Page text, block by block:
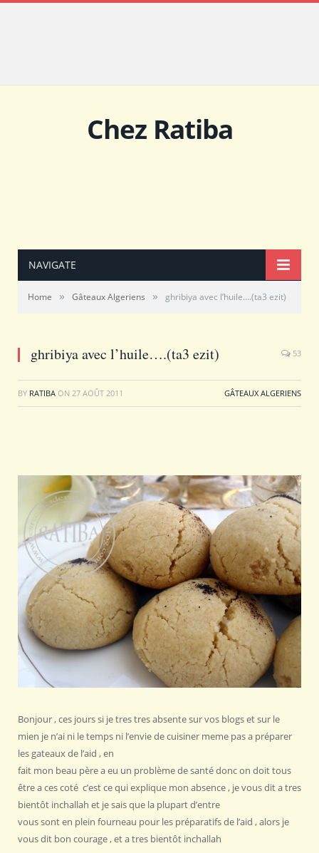
Chez Ratiba
NAVIGATE
Home » Gâteaux Algeriens » ghribiya avec l’huile….(ta3 ezit)
ghribiya avec l’huile….(ta3 ezit) 53
BY RATIBA ON 27 AOÛT 2011 GÂTEAUX ALGERIENS
Bonjour , ces jours si je tres tres absente sur vos blogs et sur le
mien je n’ai ni le temps ni l’envie de cuisiner meme pas a préparer
les gateaux de l’aid , en
fait mon beau père a eu un problème de santé donc on doit tous
être a ces coté c’est ce qui explique mon absence , je vous dit a tres
bientôt inchallah et je sais que la plupart d’entre
vous sont en plein fourneau pour les préparatifs de l’aid , alors je
vous dit bon courage , et a tres bientôt inchallah